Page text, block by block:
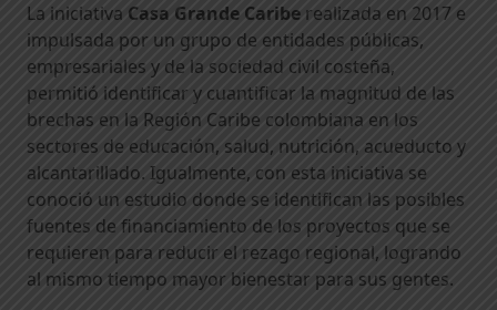
La iniciativa Casa Grande Caribe realizada en 2017 e
impulsada por un grupo de entidades públicas,
empresariales y de la sociedad civil costeña,
permitió identificar y cuantificar la magnitud de las
brechas en la Región Caribe colombiana en los
sectores de educación, salud, nutrición, acueducto y
alcantarillado. Igualmente, con esta iniciativa se
conoció un estudio donde se identifican las posibles
fuentes de financiamiento de los proyectos que se
requieren para reducir el rezago regional, logrando
al mismo tiempo mayor bienestar para sus gentes.